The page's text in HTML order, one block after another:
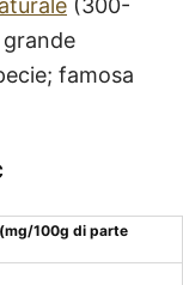
(300-
famosa
100g di parte